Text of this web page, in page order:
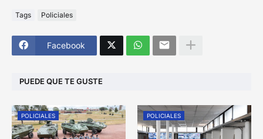
Tags Policiales
Facebook
PUEDE QUE TE GUSTE
POLICIALES POLICIALES